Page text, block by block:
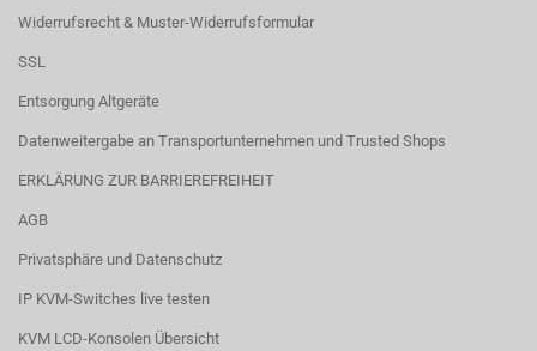
Widerrufsrecht & Muster-Widerrufsformular
SSL
Entsorgung Altgeräte
Datenweitergabe an Transportunternehmen und Trusted Shops
ERKLÄRUNG ZUR BARRIEREFREIHEIT
AGB
Privatsphäre und Datenschutz
IP KVM-Switches live testen
KVM LCD-Konsolen Übersicht